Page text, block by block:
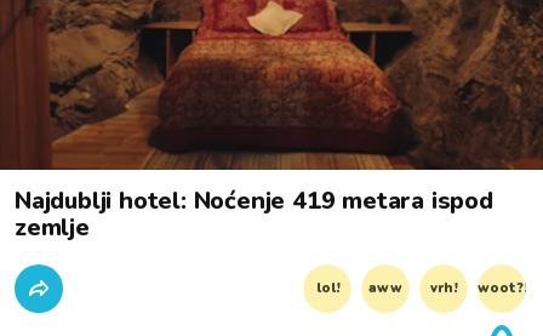
Najdublji hotel: Noćenje 419 metara ispod
zemlje
lol! aww vrh! woot?!